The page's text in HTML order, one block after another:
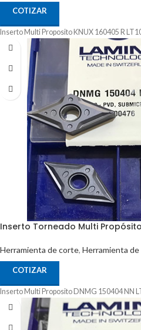
COTIZAR
Inserto Multi Proposito KNUX 160405 R
Inserto Torneado Multi Propósito
Herramienta de corte, Herramienta
COTIZAR
Inserto Multi Proposito DNMG 150404 NN